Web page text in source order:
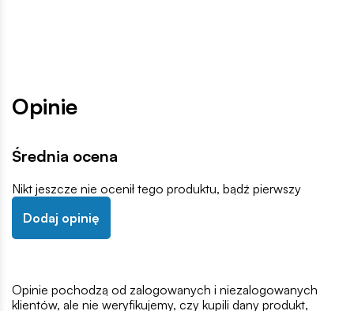
Opinie
Średnia ocena
Nikt jeszcze nie ocenił tego produktu, bądź pierwszy
Dodaj opinię
Opinie pochodzą od zalogowanych i niezalogowanych
klientów, ale nie weryfikujemy, czy kupili dany produkt,